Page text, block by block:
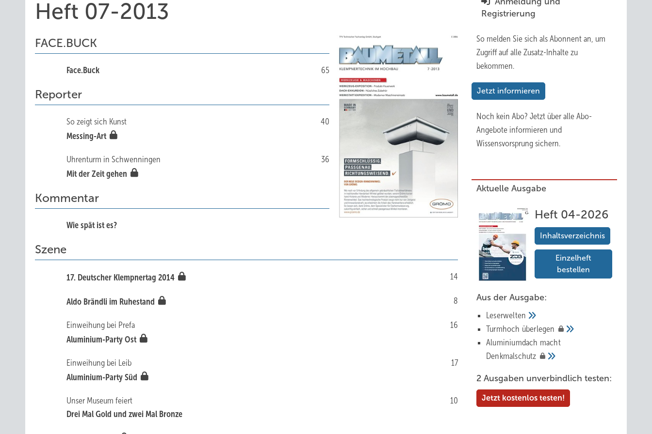
Heft 07-2013
FACE.BUCK
65
Face.Buck
Reporter
40
So zeigt sich Kunst
Messing-Art
36
Uhrenturm in Schwenningen
Mit der Zeit gehen
Kommentar
Wie spät ist es?
Szene
14
17. Deutscher Klempnertag 2014
8
Aldo Brändli im Ruhestand
16
Einweihung bei Prefa
Aluminium-Party Ost
17
Einweihung bei Leib
Aluminium-Party Süd
10
Unser Museum feiert
Drei Mal Gold und zwei Mal Bronze
Registrierung
So melden Sie sich als Abonnent an, um
Zugriff auf alle Zusatz-Inhalte zu
bekommen.
Jetzt informieren
Noch kein Abo? Jetzt über alle Abo-
Angebote informieren und
Wissensvorsprung sichern.
Aktuelle Ausgabe
Heft 04-2026
Inhaltsverzeichnis
Einzelheft
bestellen
Aus der Ausgabe:
Leserwelten
Tur mhoch überlegen
Aluminiumdach macht
Denkmalschutz
2 Ausgaben unverbindlich testen:
Jetzt kostenlos testen!